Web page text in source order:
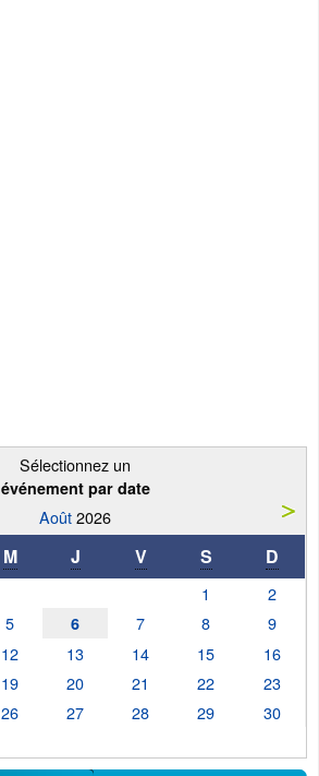
Sélectionnez un
événement par date
Août2026
M J V S D
1
2
5 6 7 8
9
12 13 14 15
16
19 20 21 22
23
26 27 28 29
30